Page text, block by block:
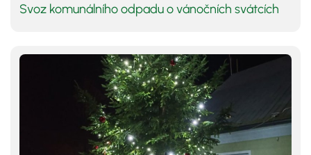
Svoz komunálního odpadu o vánočních svátcích